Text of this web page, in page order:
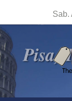
contenuto
Sab.